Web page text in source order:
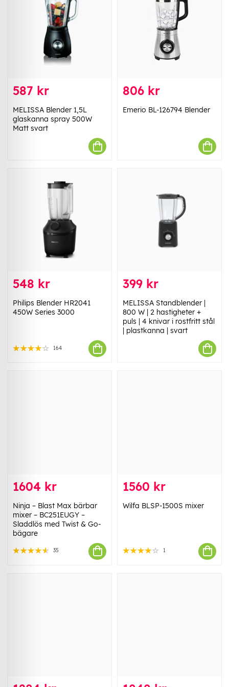
587 kr
MELISSA Blender 1,5L
glaskanna spray 500W
Matt svart
806 kr
Emerio BL-126794 Blender
548 kr
Philips Blender HR2041
450W Series 3000
164
399 kr
MELISSA Standblender |
800 W | 2 hastigheter +
puls | 4 knivar i rostfritt stål
| plastkanna | svart
1604 kr
Ninja – Blast Max bärbar
mixer – BC251EUGY –
Sladdlös med Twist & Go-
bägare
35
1560 kr
Wilfa BLSP-1500S mixer
1